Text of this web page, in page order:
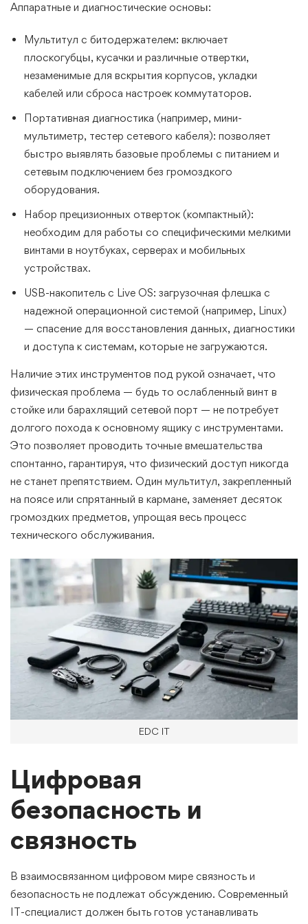
Аппаратные и диагностические основы:
Мультитул с битодержателем: включает
плоскогубцы, кусачки и различные отвертки,
незаменимые для вскрытия корпусов, укладки
кабелей или сброса настроек коммутаторов.
Портативная диагностика (например, мини-
мультиметр, тестер сетевого кабеля): позволяет
быстро выявлять базовые проблемы с питанием и
сетевым подключением без громоздкого
оборудования.
Набор прецизионных отверток (компактный):
необходим для работы со специфическими мелкими
винтами в ноутбуках, серверах и мобильных
устройствах.
USB-накопитель с Live OS: загрузочная флешка с
надежной операционной системой (например, Linux)
— спасение для восстановления данных, диагностики
и доступа к системам, которые не загружаются.
Наличие этих инструментов под рукой означает, что
физическая проблема — будь то ослабленный винт в
стойке или барахлящий сетевой порт — не потребует
долгого похода к основному ящику с инструментами.
Это позволяет проводить точные вмешательства
спонтанно, гарантируя, что физический доступ никогда
не станет препятствием. Один мультитул, закрепленный
на поясе или спрятанный в кармане, заменяет десяток
громоздких предметов, упрощая весь процесс
технического обслуживания.
EDC IT
Цифровая
безопасность и
связность
В взаимосвязанном цифровом мире связность и
безопасность не подлежат обсуждению. Современный
IT-специалист должен быть готов устанавливать